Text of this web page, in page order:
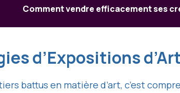
Comment vendre efficacement ses
d’Expositions
battus en matière d’art, c’est